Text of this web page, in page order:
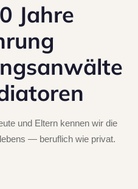
Jahre
und Eltern kennen wir die
— beruflich wie privat.